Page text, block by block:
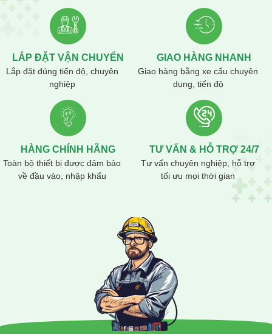
LẮP ĐẶT VẬN CHUYỂN
Lắp đặt đúng tiến độ, chuyên
nghiệp
GIAO HÀNG NHANH
Giao hàng bằng xe cẩu chuyên
dụng, tiến độ
HÀNG CHÍNH HÃNG
Toàn bộ thiết bị được đảm bảo
về đầu vào, nhập khẩu
TƯ VẤN & HỖ TRỢ 24/7
Tư vấn chuyên nghiệp, hỗ trợ
tối ưu mọi thời gian